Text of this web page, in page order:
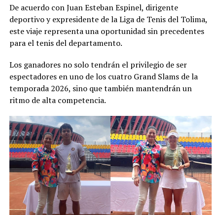
De acuerdo con Juan Esteban Espinel, dirigente
deportivo y expresidente de la Liga de Tenis del Tolima,
este viaje representa una oportunidad sin precedentes
para el tenis del departamento.
Los ganadores no solo tendrán el privilegio de ser
espectadores en uno de los cuatro Grand Slams de la
temporada 2026, sino que también mantendrán un
ritmo de alta competencia.